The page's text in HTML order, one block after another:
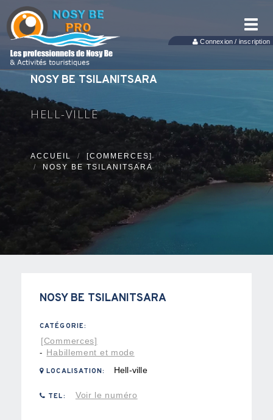
Connexion / inscription
NOSY BE TSILANITSARA
HELL-VILLE
ACCUEIL
[COMMERCES]
NOSY BE TSILANITSARA
NOSY BE TSILANITSARA
CATÉGORIE:
[Commerces]
- Habillement et mode
LOCALISATION: Hell-ville
TEL: Voir le numéro